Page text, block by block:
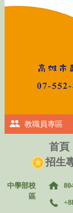
教職員專區
首頁
招生
中學部校
區